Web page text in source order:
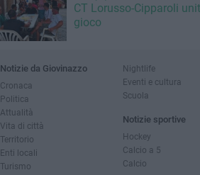
CT Lorusso-Cipparoli
gioco
Notizie da Giovinazzo
Cronaca
Politica
Attualità
Vita di città
Territorio
Enti locali
Turismo
Nightlife
Eventi e cultura
Scuola
Notizie sportive
Hockey
Calcio a 5
Calcio